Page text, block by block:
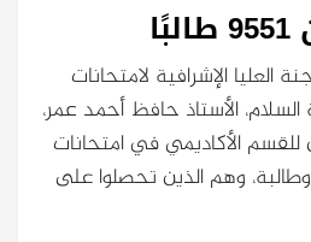
العليا الإشرافية لامتحانات
السلام، الأستاذ حافظ أحمد عمر،
الأكاديمي في امتحانات
9551 طالبًا وطالبة، وهم الذين تحصلوا على